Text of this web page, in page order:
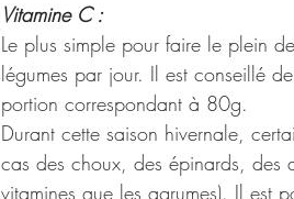
Vitamine C :
Le plus simple pour faire le plein
légumes par jour. Il est conseillé
portion correspondant à 80g.
Durant cette saison hivernale,
cas des choux, des épinards, des
vitamines que les agrumes). Il est